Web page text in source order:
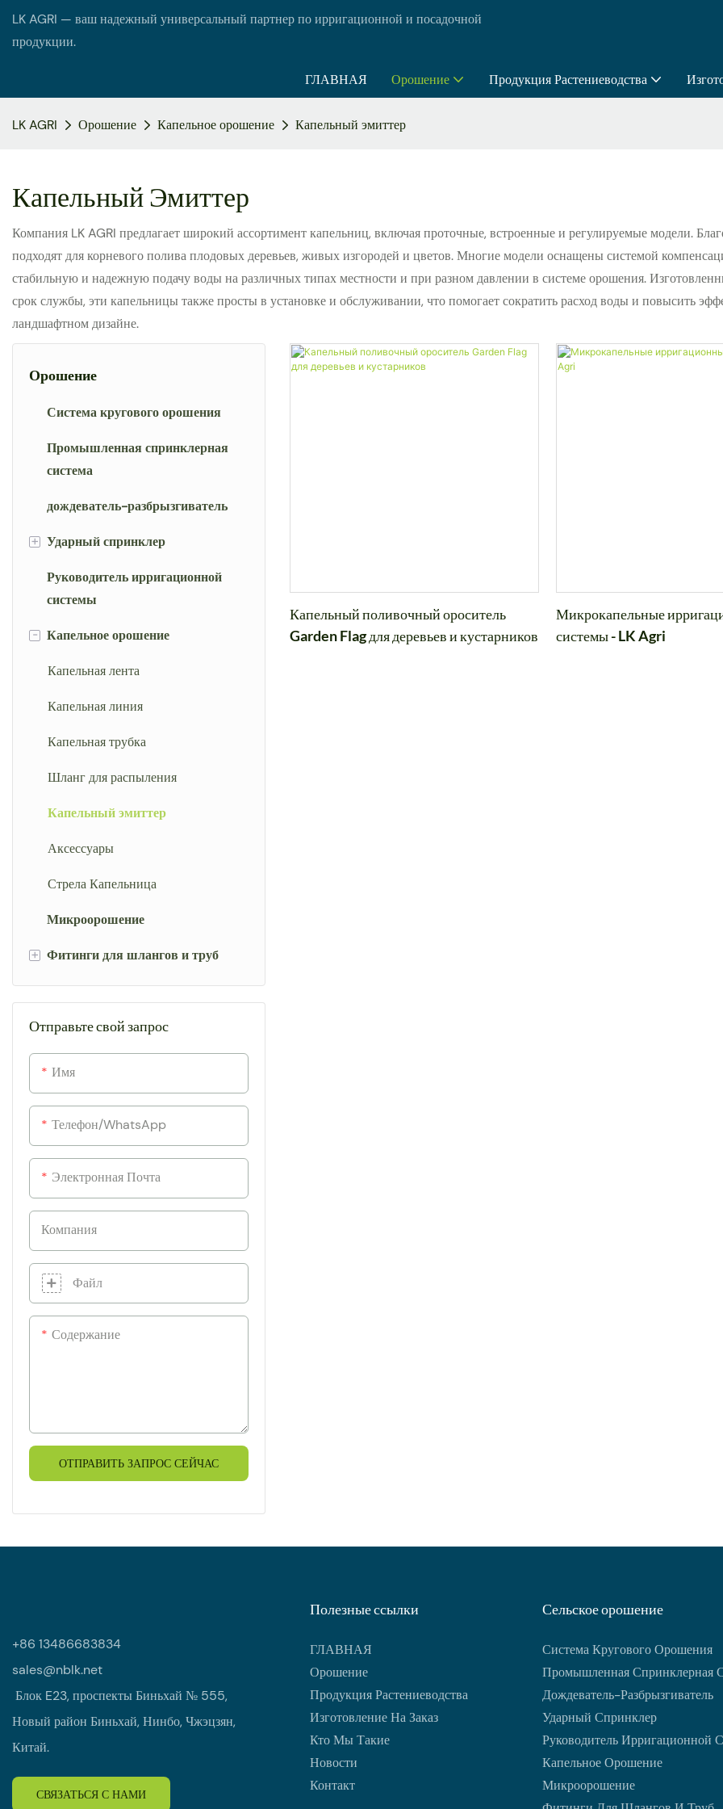
LK AGRI — ваш надежный универсальный партнер по ирригационной и посадочной
продукции.
ГЛАВНАЯ Орошение Продукция Растениеводства
LK AGRI Орошение Капельное орошение Капельный эмиттер
Капельный Эмиттер
Компания LK AGRI предлагает широкий ассортимент капельниц, включая проточные, встроенные и регулируемые модели.
подходят для корневого полива плодовых деревьев, живых изгородей и цветов. Многие модели оснащены системой
стабильную и надежную подачу воды на различных типах местности и при разном давлении в системе орошения.
срок службы, эти капельницы также просты в установке и обслуживании, что помогает сократить расход воды и повысить
ландшафтном дизайне.
Орошение
Система кругового орошения
Промышленная спринклерная
система
дождеватель-разбрызгиватель
+ Ударный спринклер
Пластиковый разбрызгиватель
дождевик
Металлическая дождевальная
Руководитель ирригационной
системы
- Капельное орошение
Капельная лента
Капельная линия
Капельная трубка
Шланг для распыления
Капельный эмиттер
Аксессуары
Стрела Капельница
Микроорошение
+ Фитинги для шлангов и труб
Шланг
Клапан
Отправьте свой запрос
Имя
Телефон/WhatsApp
Электронная Почта
Компания
Файл
Содержание
ОТПРАВИТЬ ЗАПРОС СЕЙЧАС
Капельный поливочный ороситель
Garden Flag для деревьев и кустарников
Микрокапельные
системы - LK Agri
+86 13486683834
sales@nblk.net
Блок E23, проспекты Биньхай № 555,
Новый район Биньхай, Нинбо, Чжэцзян,
Китай.
СВЯЗАТЬСЯ С НАМИ
Полезные ссылки
ГЛАВНАЯ
Орошение
Продукция Растениеводства
Изготовление На Заказ
Кто Мы Такие
Новости
Контакт
Сельское орошение
Система Кругового Орошения
Промышленная Спринклерная
Дождеватель-Разбрызгиватель
Ударный Спринклер
Руководитель Ирригационной
Капельное Орошение
Микроорошение